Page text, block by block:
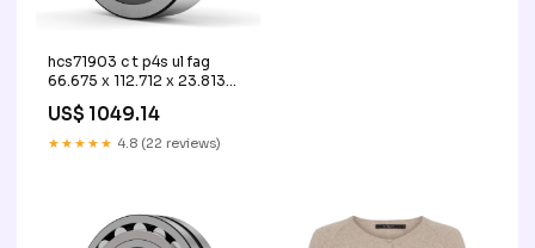
hcs71903 c t p4s ul fag
66.675 x 112.712 x 23.813
US$ 1049.14
★★★★★ 4.8 (22 reviews)